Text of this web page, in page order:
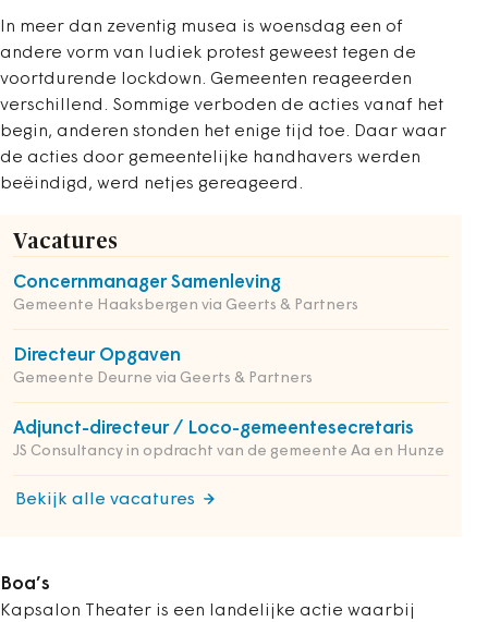
In meer dan zeventig musea is woensdag een of
andere vorm van ludiek protest geweest tegen de
voortdurende lockdown. Gemeenten reageerden
verschillend. Sommige verboden de acties vanaf het
begin, anderen stonden het enige tijd toe. Daar waar
de acties door gemeentelijke handhavers werden
beëindigd, werd netjes gereageerd.
Vacatures
Concernmanager Samenleving
Gemeente Haaksbergen via Geerts & Partners
Directeur Opgaven
Gemeente Deurne via Geerts & Partners
Adjunct-directeur / Loco-gemeentesecretaris
JS Consultancy in opdracht van de gemeente Aa en Hunze
Bekijk alle vacatures
Boa’s
Kapsalon Theater is een landelijke actie waarbij